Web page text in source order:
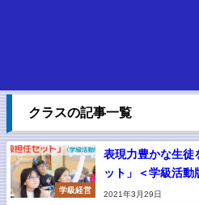
クラスの記事一覧
学級経営
表現力豊かな生徒
ット」＜学級活動
2021年3月29日